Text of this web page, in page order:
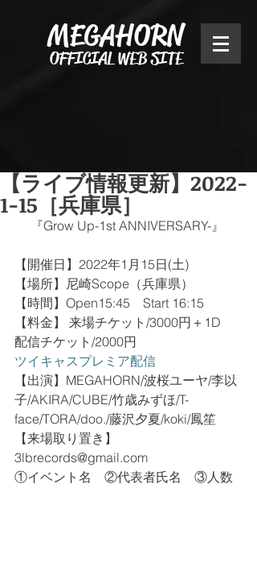
MEGAHORN
OFFICIAL WEB SITE
【ライブ情報更新】2022-
1-15［兵庫県］
     『Grow Up-1st ANNIVERSARY-』﻿
【開催日】2022年1月15日(土)﻿
【場所】尼崎Scope（兵庫県）
【時間】Open15:45　Start 16:15﻿
【料金】 来場チケット/3000円＋1D
配信チケット/2000円﻿﻿
ツイキャスプレミア配信
【出演】MEGAHORN/波桜ユーヤ/李以
子/AKIRA/CUBE/竹歳みずほ/T-
face/TORA/doo./藤沢夕夏/koki/鳳笙
【来場取り置き】
3lbrecords@gmail.com
①イベント名　②代表者氏名　③人数